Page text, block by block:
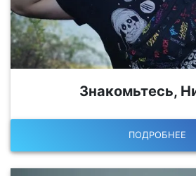
Знакомьтесь,
ПОДРОБНЕЕ